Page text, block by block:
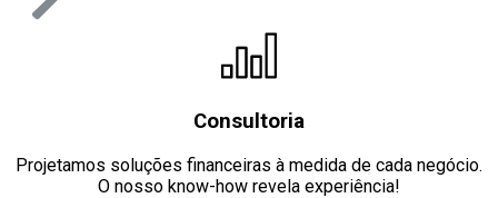
Consultoria
Projetamos soluções financeiras à medida de cada negócio.
O nosso know-how revela experiência!